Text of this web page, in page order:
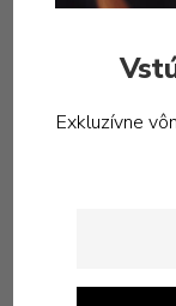
Exkluzívne